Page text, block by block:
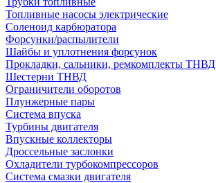
Топливные насосы электрические
Соленоид карбюратора
Форсунки/распылители
Шайбы и уплотнения форсунок
Прокладки, сальники, ремкомплекты ТНВД
Шестерни ТНВД
Ограничители оборотов
Плунжерные пары
Система впуска
Турбины двигателя
Впускные коллекторы
Дроссельные заслонки
Охладители турбокомпрессоров
Система смазки двигателя